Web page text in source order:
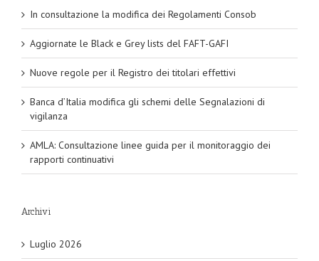
In consultazione la modifica dei Regolamenti Consob
Aggiornate le Black e Grey lists del FAFT-GAFI
Nuove regole per il Registro dei titolari effettivi
Banca d’Italia modifica gli schemi delle Segnalazioni di
vigilanza
AMLA: Consultazione linee guida per il monitoraggio dei
rapporti continuativi
Archivi
Luglio 2026